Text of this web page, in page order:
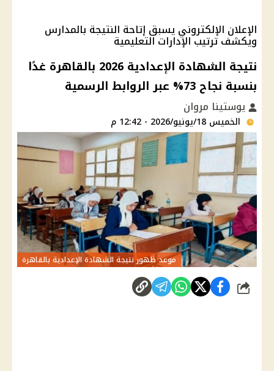
الإعلان الإلكتروني يسبق إتاحة النتيجة بالمدارس
ويكشف ترتيب الإدارات التعليمية
نتيجة الشهادة الإعدادية 2026 بالقاهرة غدًا
بنسبة نجاح 73% عبر الروابط الرسمية
يوستينا مروان
الخميس 18/يونيو/2026 - 12:42 م
موعد ظهور نتيجة الشهادة الإعدادية بالقاهرة
شارك